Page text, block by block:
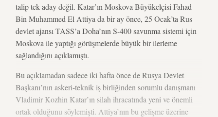
talip tek aday değil. Katar’ın Moskova Büyükelçisi Fahad
Bin Muhammed El Attiya da bir ay önce, 25 Ocak’ta Rus
devlet ajansı TASS’a Doha’nın S-400 savunma sistemi için
Moskova ile yaptığı görüşmelerde büyük bir ilerleme
sağlandığını açıklamıştı.
Bu açıklamadan sadece iki hafta önce de Rusya Devlet
Başkanı’nın askeri-teknik iş birliğinden sorumlu danışmanı
Vladimir Kozhin Katar’ın silah ihracatında yeni ve önemli
ortak olduğunu söylemişti. Attiya’nın bu gelişme üzerine